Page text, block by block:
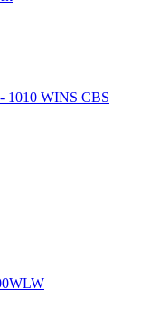
1010 WINS CBS